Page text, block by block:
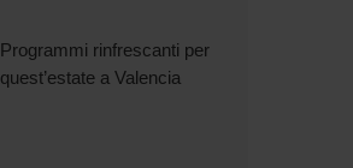
Programmi rinfrescanti per
quest’estate a Valencia